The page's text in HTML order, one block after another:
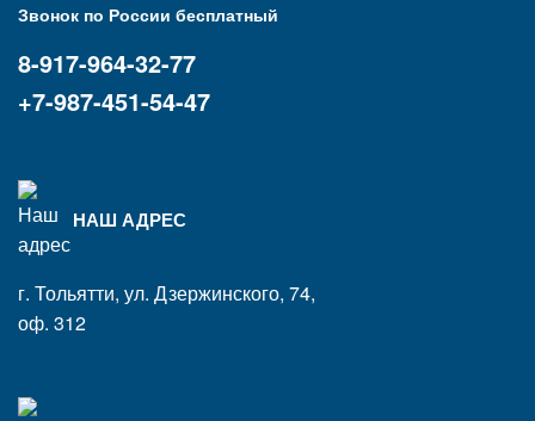
Звонок по России бесплатный
8-917-964-32-77
+7-987-451-54-47
НАШ АДРЕС
г. Тольятти, ул. Дзержинского, 74,
оф. 312